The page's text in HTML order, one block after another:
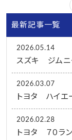
最新記事一覧
2026.05.14
スズキ ジムニ
2026.03.07
トヨタ ハイエ
2026.02.28
トヨタ ７０ラ